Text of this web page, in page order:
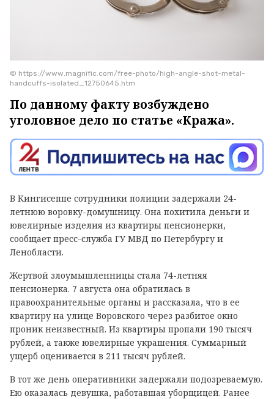
© https://www.magnific.com/free-photo/high-angle-shot-metal-
handcuffs-isolated_12750645.htm
По данному факту возбуждено
уголовное дело по статье «Кража».
В Кингисеппе сотрудники полиции задержали 24-
летнюю воровку-домушницу. Она похитила деньги и
ювелирные изделия из квартиры пенсионерки,
сообщает пресс-служба ГУ МВД по Петербургу и
Ленобласти.
Жертвой злоумышленницы стала 74-летняя
пенсионерка. 7 августа она обратилась в
правоохранительные органы и рассказала, что в ее
квартиру на улице Воровского через разбитое окно
проник неизвестный. Из квартиры пропали 190 тысяч
рублей, а также ювелирные украшения. Суммарный
ущерб оценивается в 211 тысяч рублей.
В тот же день оперативники задержали подозреваемую.
Ею оказалась девушка, работавшая уборщицей. Ранее